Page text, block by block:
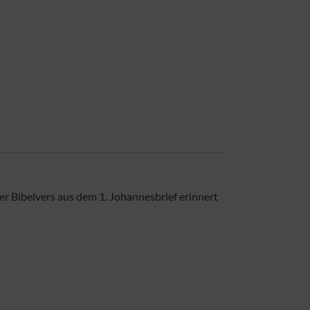
Bibelvers aus dem 1. Johannesbrief erinnert